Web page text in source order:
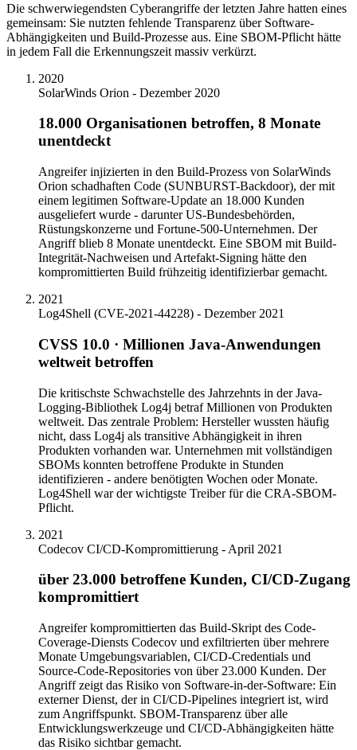
Die schwerwiegendsten Cyberangriffe der letzten Jahre hatten eines
gemeinsam: Sie nutzten fehlende Transparenz über Software-
Abhängigkeiten und Build-Prozesse aus. Eine SBOM-Pflicht hätte
in jedem Fall die Erkennungszeit massiv verkürzt.
2020
SolarWinds Orion - Dezember 2020
18.000 Organisationen betroffen, 8 Monate
unentdeckt
Angreifer injizierten in den Build-Prozess von SolarWinds
Orion schadhaften Code (SUNBURST-Backdoor), der mit
einem legitimen Software-Update an 18.000 Kunden
ausgeliefert wurde - darunter US-Bundesbehörden,
Rüstungskonzerne und Fortune-500-Unternehmen. Der
Angriff blieb 8 Monate unentdeckt. Eine SBOM mit Build-
Integrität-Nachweisen und Artefakt-Signing hätte den
kompromittierten Build frühzeitig identifizierbar gemacht.
2021
Log4Shell (CVE-2021-44228) - Dezember 2021
CVSS 10.0 · Millionen Java-Anwendungen
weltweit betroffen
Die kritischste Schwachstelle des Jahrzehnts in der Java-
Logging-Bibliothek Log4j betraf Millionen von Produkten
weltweit. Das zentrale Problem: Hersteller wussten häufig
nicht, dass Log4j als transitive Abhängigkeit in ihren
Produkten vorhanden war. Unternehmen mit vollständigen
SBOMs konnten betroffene Produkte in Stunden
identifizieren - andere benötigten Wochen oder Monate.
Log4Shell war der wichtigste Treiber für die CRA-SBOM-
Pflicht.
2021
Codecov CI/CD-Kompromittierung - April 2021
über 23.000 betroffene Kunden, CI/CD-Zugang
kompromittiert
Angreifer kompromittierten das Build-Skript des Code-
Coverage-Diensts Codecov und exfiltrierten über mehrere
Monate Umgebungsvariablen, CI/CD-Credentials und
Source-Code-Repositories von über 23.000 Kunden. Der
Angriff zeigt das Risiko von Software-in-der-Software: Ein
externer Dienst, der in CI/CD-Pipelines integriert ist, wird
zum Angriffspunkt. SBOM-Transparenz über alle
Entwicklungswerkzeuge und CI/CD-Abhängigkeiten hätte
das Risiko sichtbar gemacht.